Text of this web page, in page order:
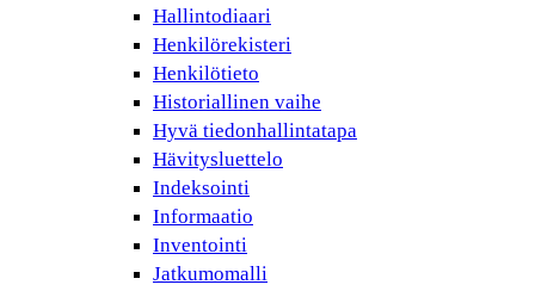
Hallintodiaari
Henkilörekisteri
Henkilötieto
Historiallinen vaihe
Hyvä tiedonhallintatapa
Hävitysluettelo
Indeksointi
Informaatio
Inventointi
Jatkumomalli